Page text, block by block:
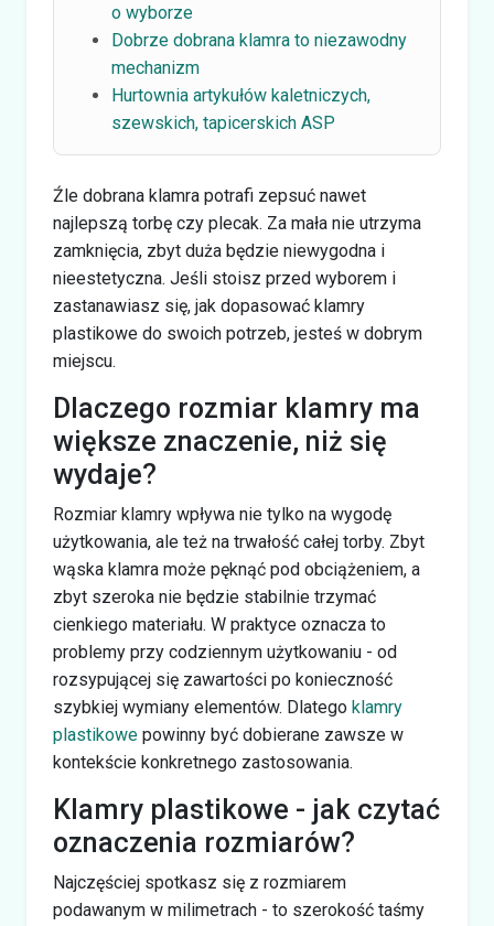
o wyborze
Dobrze dobrana klamra to niezawodny
mechanizm
Hurtownia artykułów kaletniczych,
szewskich, tapicerskich ASP
Źle dobrana klamra potrafi zepsuć nawet
najlepszą torbę czy plecak. Za mała nie utrzyma
zamknięcia, zbyt duża będzie niewygodna i
nieestetyczna. Jeśli stoisz przed wyborem i
zastanawiasz się, jak dopasować klamry
plastikowe do swoich potrzeb, jesteś w dobrym
miejscu.
Dlaczego rozmiar klamry ma
większe znaczenie, niż się
wydaje?
Rozmiar klamry wpływa nie tylko na wygodę
użytkowania, ale też na trwałość całej torby. Zbyt
wąska klamra może pęknąć pod obciążeniem, a
zbyt szeroka nie będzie stabilnie trzymać
cienkiego materiału. W praktyce oznacza to
problemy przy codziennym użytkowaniu - od
rozsypującej się zawartości po konieczność
szybkiej wymiany elementów. Dlatego klamry
plastikowe powinny być dobierane zawsze w
kontekście konkretnego zastosowania.
Klamry plastikowe - jak czytać
oznaczenia rozmiarów?
Najczęściej spotkasz się z rozmiarem
podawanym w milimetrach - to szerokość taśmy